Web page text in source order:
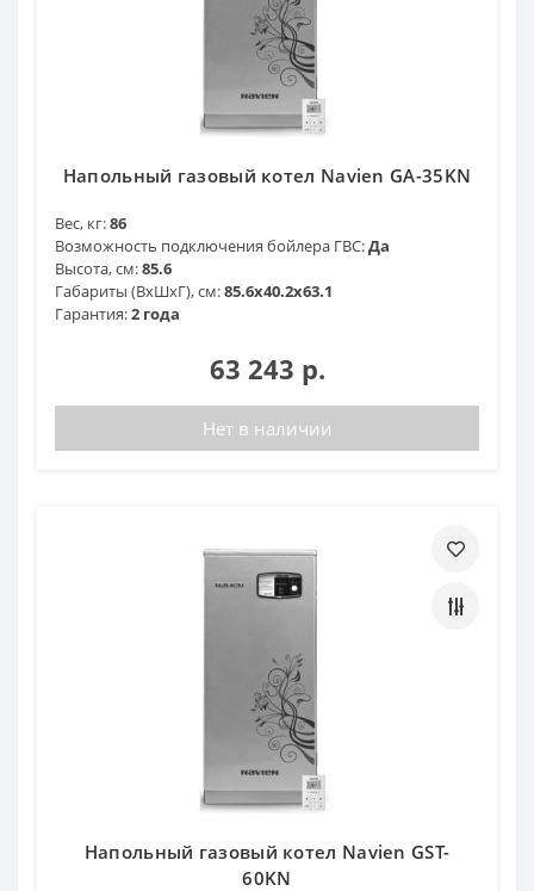
Напольный газовый котел Navien GA-35KN
Вес, кг:86
Возможность подключения бойлера ГВС:Да
Высота, см:85.6
Габариты (ВхШхГ), см:85.6x40.2x63.1
Гарантия:2 года
63 243 р.
Нет в наличии
Напольный газовый котел Navien GST-
60KN